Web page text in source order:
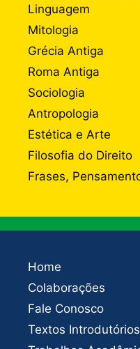
Linguagem
Mitologia
Grécia Antiga
Roma Antiga
Sociologia
Antropologia
Estética e Arte
Filosofia do Direito
Frases,
Home
Colaborações
Fale Conosco
Textos